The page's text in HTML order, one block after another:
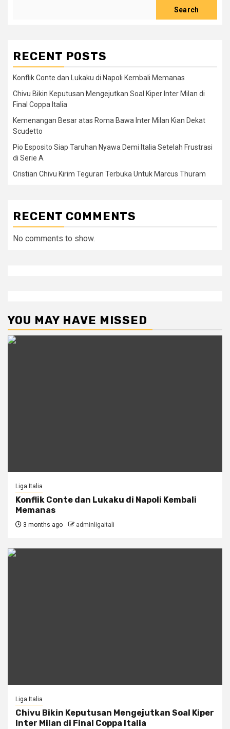
Search
RECENT POSTS
Konflik Conte dan Lukaku di Napoli Kembali Memanas
Chivu Bikin Keputusan Mengejutkan Soal Kiper Inter Milan di
Final Coppa Italia
Kemenangan Besar atas Roma Bawa Inter Milan Kian Dekat
Scudetto
Pio Esposito Siap Taruhan Nyawa Demi Italia Setelah Frustrasi
di Serie A
Cristian Chivu Kirim Teguran Terbuka Untuk Marcus Thuram
RECENT COMMENTS
No comments to show.
YOU MAY HAVE MISSED
Liga Italia
Konflik Conte dan Lukaku di Napoli Kembali
Memanas
3 months ago adminligaitali
Liga Italia
Chivu Bikin Keputusan Mengejutkan Soal Kiper
Inter Milan di Final Coppa Italia